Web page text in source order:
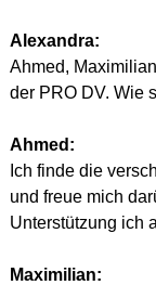
Alexandra:
Ahmed,
der PRO DV. Wie
Ahmed:
Ich finde die
und freue mich
Unterstützung ich
Maximilian: